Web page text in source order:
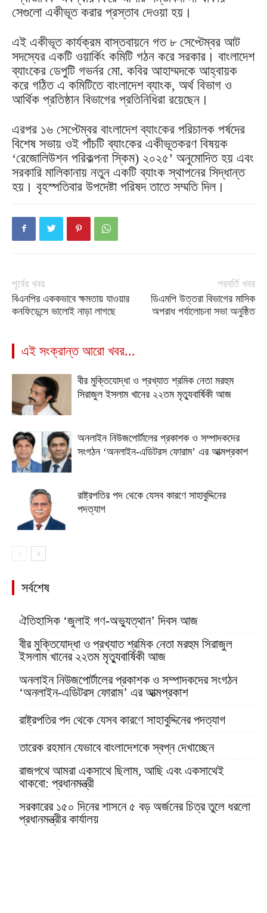
সেগুলো একীভূত করার প্রস্তাব দেওয়া হয়।
এই একীভূত কার্যক্রম বাস্তবায়নে গত ৮ সেপ্টেম্বর আট
সদস্যের একটি ওয়ার্কিং কমিটি গঠন করে সরকার। বাংলাদেশ
ব্যাংকের ডেপুটি গভর্নর মো. কবির আহাম্মদকে আহ্বায়ক
করে গঠিত এ কমিটিতে বাংলাদেশ ব্যাংক, অর্থ বিভাগ ও
আর্থিক প্রতিষ্ঠান বিভাগের প্রতিনিধিরা রয়েছেন।
এরপর ১৬ সেপ্টেম্বর বাংলাদেশ ব্যাংকের পরিচালক পর্ষদের
বিশেষ সভায় ওই পাঁচটি ব্যাংকের একীভূতকরণ বিষয়ক
‘রেজোলিউশন পরিকল্পনা স্কিম) ২০২৫’ অনুমোদিত হয় এবং
সরকারি মালিকানায় নতুন একটি ব্যাংক স্থাপনের সিদ্ধান্ত
হয়। বৃহস্পতিবার উপদেষ্টা পরিষদ তাতে সম্মতি দিল।
পূর্বের খবর
বিএনপির এককভাবে ক্ষমতায় যাওয়ার
কনফিডেন্সে ভালোই নাড়া লাগছে
পরবর্তি খবর
ডিএমপি উত্তরা বিভাগের মাসিক
অপরাধ পর্যালোচনা সভা অনুষ্ঠিত
এই সংক্রান্ত আরো খবর...
বীর মুক্তিযোদ্ধা ও প্রখ্যাত শ্রমিক নেতা মরহুম
সিরাজুল ইসলাম খানের ২২তম মৃত্যুবার্ষিকী আজ
অনলাইন নিউজপোর্টালের প্রকাশক ও সম্পাদকদের
সংগঠন ‘অনলাইন-এডিটরস ফোরাম’ এর আত্মপ্রকাশ
রাষ্ট্রপতির পদ থেকে যেসব কারণে সাহাবুদ্দিনের
পদত্যাগ
সর্বশেষ
ঐতিহাসিক ‘জুলাই গণ-অভ্যুত্থান’ দিবস আজ
বীর মুক্তিযোদ্ধা ও প্রখ্যাত শ্রমিক নেতা মরহুম সিরাজুল
ইসলাম খানের ২২তম মৃত্যুবার্ষিকী আজ
অনলাইন নিউজপোর্টালের প্রকাশক ও সম্পাদকদের সংগঠন
‘অনলাইন-এডিটরস ফোরাম’ এর আত্মপ্রকাশ
রাষ্ট্রপতির পদ থেকে যেসব কারণে সাহাবুদ্দিনের পদত্যাগ
তারেক রহমান যেভাবে বাংলাদেশকে স্বপ্ন দেখাচ্ছেন
রাজপথে আমরা একসাথে ছিলাম, আছি এবং একসাথেই
থাকবো: প্রধানমন্ত্রী
সরকারের ১৫০ দিনের শাসনে ৫ বড় অর্জনের চিত্র তুলে ধরলো
প্রধানমন্ত্রীর কার্যালয়